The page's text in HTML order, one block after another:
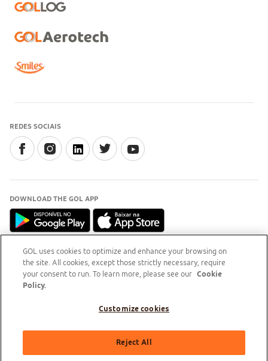
REDES SOCIAIS
DOWNLOAD THE GOL APP
INFORMAÇÃO
Para esclarecimentos, acesse o
GOL Linhas Aéreas S.A - Praça Senador Salgado Filho, s/nº, Aeroporto Santos Dumont, térreo,
GOL uses cookies to optimize and enhance your browsing on
the site. All cookies, except those strictly necessary, require
your consent to run. To learn more, please see our
Cookie
Policy.
Customize cookies
Reject All